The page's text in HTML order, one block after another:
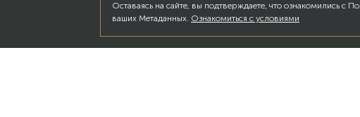
Оставаясь на сайте, вы подтверждаете, что ознакомились с
ваших Метаданных. Ознакомиться с условиями